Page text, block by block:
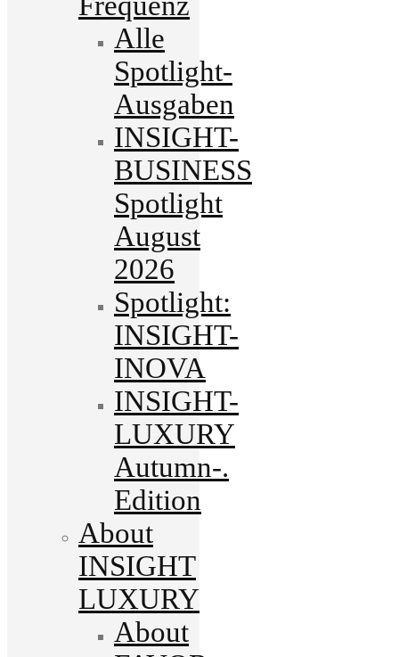
Alle
Spotlight-
Ausgaben
INSIGHT-
BUSINESS
Spotlight
August
2026
Spotlight:
INSIGHT-
INOVA
INSIGHT-
LUXURY
Autumn-.
Edition
About
INSIGHT
LUXURY
About